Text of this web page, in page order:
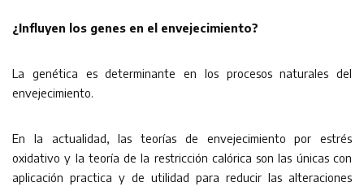
¿Influyen los genes en el envejecimiento?
La genética es determinante en los procesos naturales del
envejecimiento.
En la actualidad, las teorías de envejecimiento por estrés
oxidativo y la teoría de la restricción calórica son las únicas con
aplicación practica y de utilidad para reducir las alteraciones